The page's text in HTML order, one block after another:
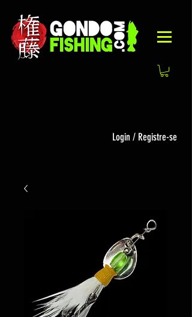
Login / Registre-se